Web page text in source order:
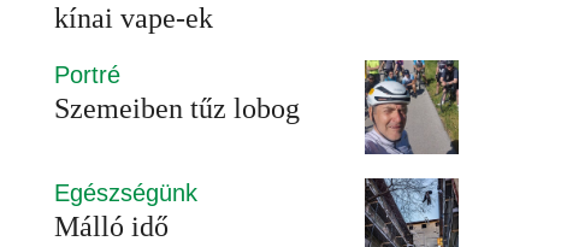
kínai vape-ek
Portré
Szemeiben tűz lobog
Egészségünk
Málló idő